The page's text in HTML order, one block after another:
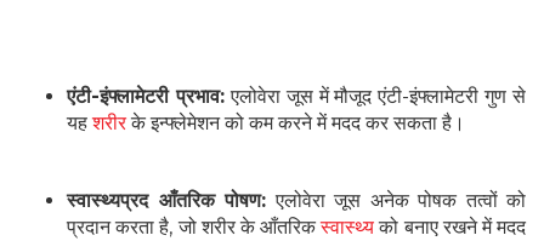
एंटी-इंफ्लामेटरी प्रभाव:एलोवेरा जूस में मौजूद एंटी-इंफ्लामेटरी गुण से
यहशरीरके इन्फ्लेमेशन को कम करने में मदद कर सकता है।
स्वास्थ्यप्रद आँतरिक पोषण: एलोवेरा जूस अनेक पोषक तत्वों को
प्रदान करता है, जो शरीर के आँतरिकस्वास्थ्यको बनाए रखने में मदद